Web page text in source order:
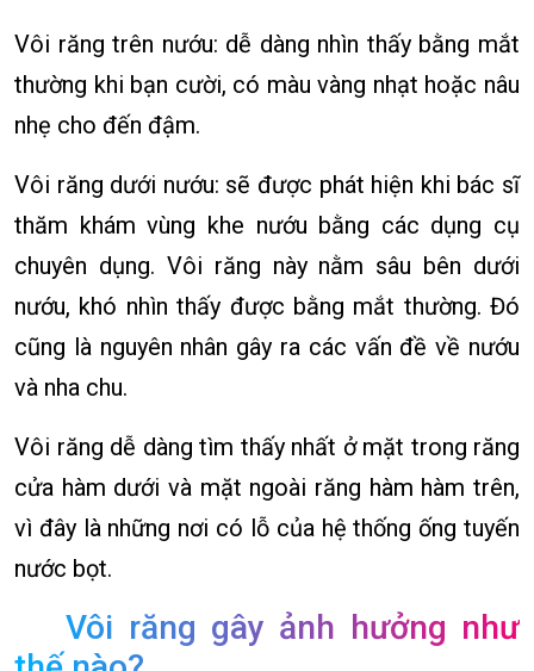
Vôi răng trên nướu: dễ dàng nhìn thấy bằng mắt
thường khi bạn cười, có màu vàng nhạt hoặc nâu
nhẹ cho đến đậm.
Vôi răng dưới nướu: sẽ được phát hiện khi bác sĩ
thăm khám vùng khe nướu bằng các dụng cụ
chuyên dụng. Vôi răng này nằm sâu bên dưới
nướu, khó nhìn thấy được bằng mắt thường. Đó
cũng là nguyên nhân gây ra các vấn đề về nướu
và nha chu.
Vôi răng dễ dàng tìm thấy nhất ở mặt trong răng
cửa hàm dưới và mặt ngoài răng hàm hàm trên,
vì đây là những nơi có lỗ của hệ thống ống tuyến
nước bọt.
Vôi răng gây ảnh hưởng như